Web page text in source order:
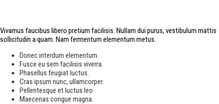
Vivamus faucibus libero pretium facilisis. Nullam dui purus, vestibulum mattis
sollicitudin a quam. Nam fermentum elementum metus.
Donec interdum elementum.
Fusce eu sem facilisis viverra.
Phasellus feugiat luctus.
Cras ipsum nunc, ullamcorper.
Pellentesque et luctus leo.
Maecenas congue magna.